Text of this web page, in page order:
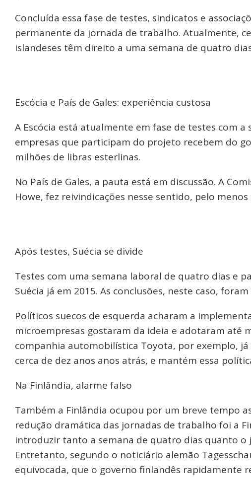
Concluída essa fase de testes, sindicatos e
permanente da jornada de trabalho. Atualmente,
islandeses têm direito a uma semana de quatro
Escócia e País de Gales: experiência custosa
A Escócia está atualmente em fase de testes com
empresas que participam do projeto recebem do
milhões de libras esterlinas.
No País de Gales, a pauta está em discussão. A
Howe, fez reivindicações nesse sentido, pelo
Após testes, Suécia se divide
Testes com uma semana laboral de quatro dias e
Suécia já em 2015. As conclusões, neste caso,
Políticos suecos de esquerda acharam a
microempresas gostaram da ideia e adotaram até
companhia automobilística Toyota, por exemplo,
cerca de dez anos anos atrás, e mantém essa
Na Finlândia, alarme falso
Também a Finlândia ocupou por um breve tempo
redução dramática das jornadas de trabalho foi a
introduzir tanto a semana de quatro dias quanto o
Entretanto, segundo o noticiário alemão
equivocada, que o governo finlandês rapidamente